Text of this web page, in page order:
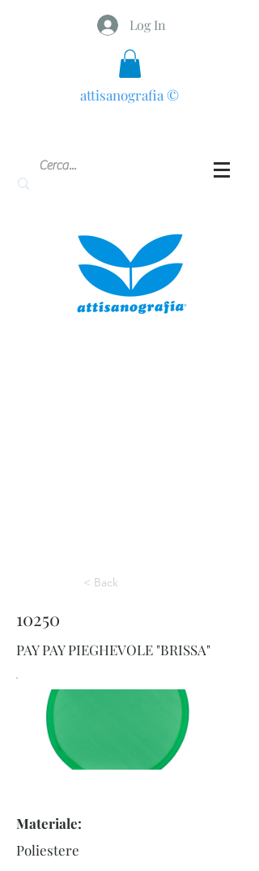
Log In
attisanografia ©
< Back
10250
PAY PAY PIEGHEVOLE "BRISSA"
Materiale:
Poliestere